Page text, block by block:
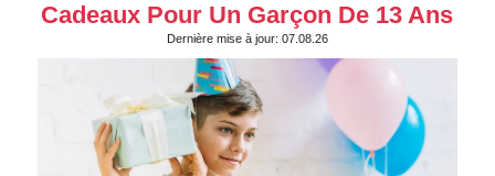
Cadeaux Pour Un Garçon De 13 Ans
Dernière mise à jour: 07.08.26